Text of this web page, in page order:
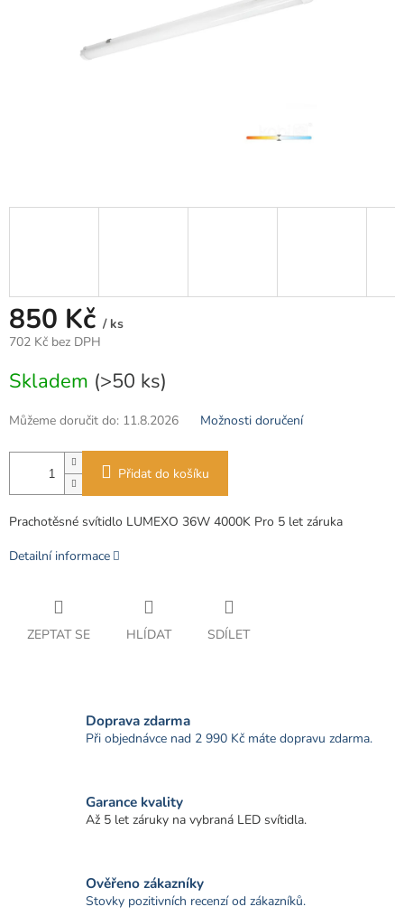
850 Kč / ks
702 Kč bez DPH
cena:
Skladem (>50 ks)
Můžeme doručit do: 11.8.2026 Možnosti doručení
Přidat do košíku
Prachotěsné svítidlo LUMEXO 36W 4000K Pro 5 let záruka
Detailní informace
ZEPTAT SE HLÍDAT SDÍLET
Doprava zdarma
Při objednávce nad 2 990 Kč máte dopravu zdarma.
Garance kvality
Až 5 let záruky na vybraná LED svítidla.
Ověřeno zákazníky
Stovky pozitivních recenzí od zákazníků.